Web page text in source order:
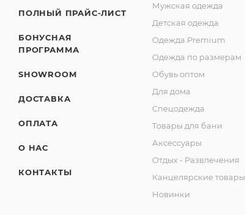
ПОЛНЫЙ ПРАЙС-ЛИСТ
БОНУСНАЯ
ПРОГРАММА
SHOWROOM
ДОСТАВКА
ОПЛАТА
О НАС
КОНТАКТЫ
Мужская одежда
Детская одежда
Одежда Premium
Одежда по размерам
Обувь оптом
Для дома
Спецодежда
Товары для бани
Аксессуары
Отдых - Развлечения
Канцелярские товары
Новинки